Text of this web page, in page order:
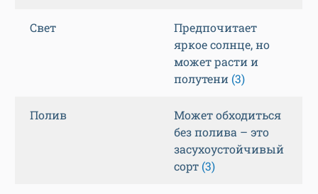
Свет
Предпочитает
яркое солнце, но
может расти и
полутени (3)
Полив
Может обходиться
без полива – это
засухоустойчивый
сорт (3)